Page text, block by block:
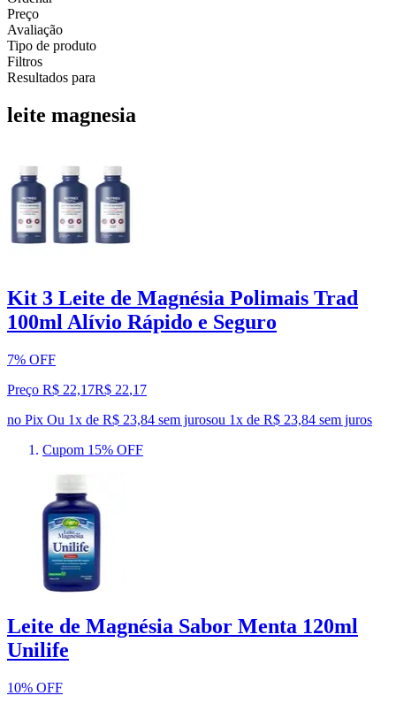
Preço
Avaliação
Tipo de produto
Filtros
Resultados para
leite magnesia
Kit 3 Leite de Magnésia Polimais Trad
100ml Alívio Rápido e Seguro
7% OFF
Preço R$ 22,17R$ 22,17
no Pix Ou 1x de R$ 23,84 sem jurosou 1x de R$ 23,84 sem juros
Cupom 15% OFF
Leite de Magnésia Sabor Menta 120ml
Unilife
10% OFF